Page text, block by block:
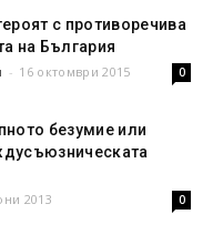
с противоречива
на България
- 16 октомври 2015 0
безумие или
2013 0